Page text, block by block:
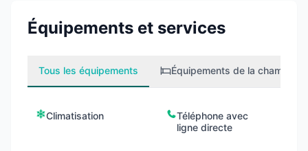
Équipements et services
Tous les équipements Équipements de la chambre
Climatisation
Téléphone avec
ligne directe